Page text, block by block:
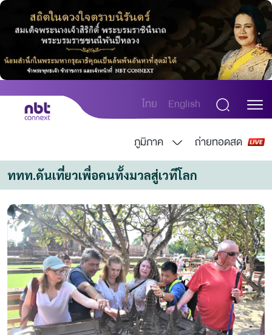
ไทย English
ภูมิภาค ถ่ายทอดสด
ททท.ดันเที่ยวเพื่อคนทั้งมวลสู่เวทีโลก